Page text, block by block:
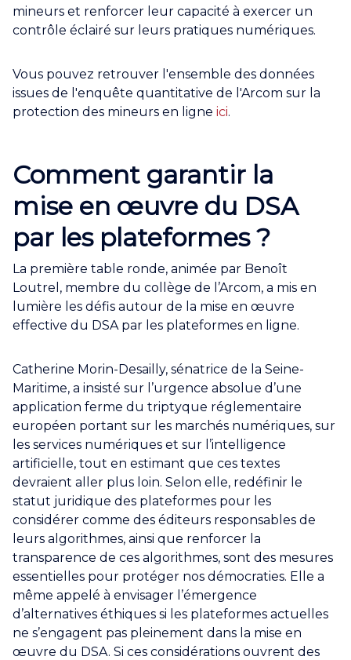
mineurs et renforcer leur capacité à exercer un
contrôle éclairé sur leurs pratiques numériques.
Vous pouvez retrouver l'ensemble des données
issues de l'enquête quantitative de l'Arcom sur la
protection des mineurs en ligne ici.
Comment garantir la
mise en œuvre du DSA
par les plateformes ?
La première table ronde, animée par Benoît
Loutrel, membre du collège de l’Arcom, a mis en
lumière les défis autour de la mise en œuvre
effective du DSA par les plateformes en ligne.
Catherine Morin-Desailly, sénatrice de la Seine-
Maritime, a insisté sur l’urgence absolue d’une
application ferme du triptyque réglementaire
européen portant sur les marchés numériques, sur
les services numériques et sur l’intelligence
artificielle, tout en estimant que ces textes
devraient aller plus loin. Selon elle, redéfinir le
statut juridique des plateformes pour les
considérer comme des éditeurs responsables de
leurs algorithmes, ainsi que renforcer la
transparence de ces algorithmes, sont des mesures
essentielles pour protéger nos démocraties. Elle a
même appelé à envisager l’émergence
d’alternatives éthiques si les plateformes actuelles
ne s’engagent pas pleinement dans la mise en
œuvre du DSA. Si ces considérations ouvrent des